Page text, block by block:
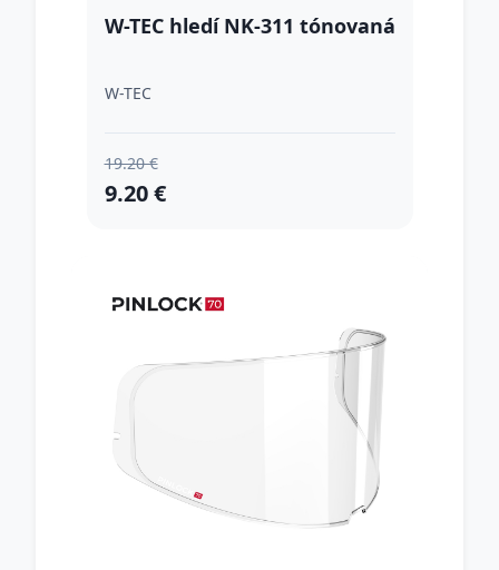
W-TEC hledí NK-311 tónovaná
W-TEC
19.20 €
9.20 €